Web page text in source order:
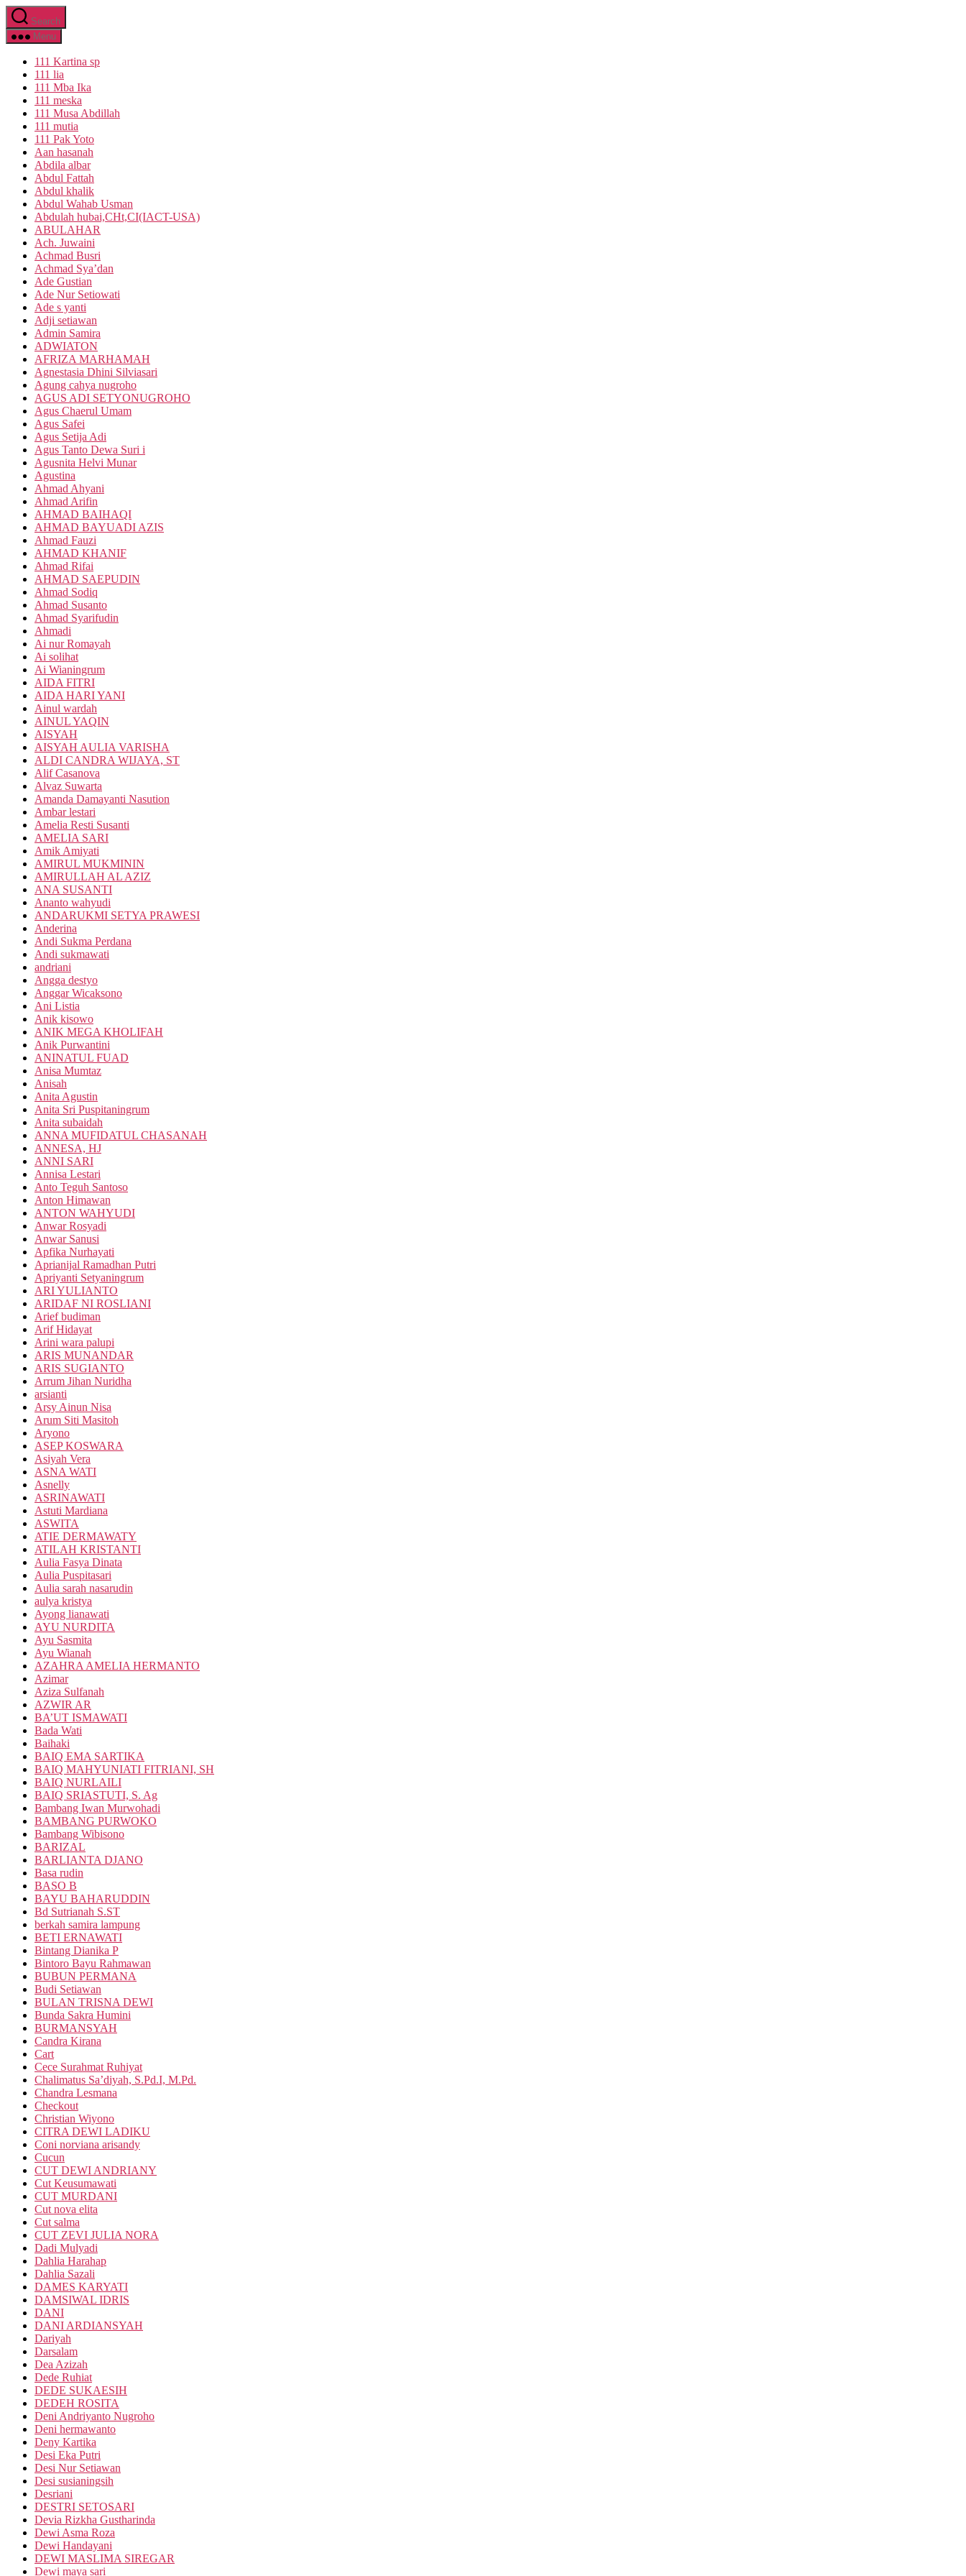
Skip
to
the
Search
Menu
111 Kartina sp
111 lia
111 Mba Ika
111 meska
111 Musa Abdillah
111 mutia
111 Pak Yoto
Aan hasanah
Abdila albar
Abdul Fattah
Abdul khalik
Abdul Wahab Usman
Abdulah hubai,CHt,CI(IACT-USA)
ABULAHAR
Ach. Juwaini
Achmad Busri
Achmad Sya’dan
Ade Gustian
Ade Nur Setiowati
Ade s yanti
Adji setiawan
Admin Samira
ADWIATON
AFRIZA MARHAMAH
Agnestasia Dhini Silviasari
Agung cahya nugroho
AGUS ADI SETYONUGROHO
Agus Chaerul Umam
Agus Safei
Agus Setija Adi
Agus Tanto Dewa Suri i
Agusnita Helvi Munar
Agustina
Ahmad Ahyani
Ahmad Arifin
AHMAD BAIHAQI
AHMAD BAYUADI AZIS
Ahmad Fauzi
AHMAD KHANIF
Ahmad Rifai
AHMAD SAEPUDIN
Ahmad Sodiq
Ahmad Susanto
Ahmad Syarifudin
Ahmadi
Ai nur Romayah
Ai solihat
Ai Wianingrum
AIDA FITRI
AIDA HARI YANI
Ainul wardah
AINUL YAQIN
AISYAH
AISYAH AULIA VARISHA
ALDI CANDRA WIJAYA, ST
Alif Casanova
Alvaz Suwarta
Amanda Damayanti Nasution
Ambar lestari
Amelia Resti Susanti
AMELIA SARI
Amik Amiyati
AMIRUL MUKMININ
AMIRULLAH AL AZIZ
ANA SUSANTI
Ananto wahyudi
ANDARUKMI SETYA PRAWESI
Anderina
Andi Sukma Perdana
Andi sukmawati
andriani
Angga destyo
Anggar Wicaksono
Ani Listia
Anik kisowo
ANIK MEGA KHOLIFAH
Anik Purwantini
ANINATUL FUAD
Anisa Mumtaz
Anisah
Anita Agustin
Anita Sri Puspitaningrum
Anita subaidah
ANNA MUFIDATUL CHASANAH
ANNESA, HJ
ANNI SARI
Annisa Lestari
Anto Teguh Santoso
Anton Himawan
ANTON WAHYUDI
Anwar Rosyadi
Anwar Sanusi
Apfika Nurhayati
Aprianijal Ramadhan Putri
Apriyanti Setyaningrum
ARI YULIANTO
ARIDAF NI ROSLIANI
Arief budiman
Arif Hidayat
Arini wara palupi
ARIS MUNANDAR
ARIS SUGIANTO
Arrum Jihan Nuridha
arsianti
Arsy Ainun Nisa
Arum Siti Masitoh
Aryono
ASEP KOSWARA
Asiyah Vera
ASNA WATI
Asnelly
ASRINAWATI
Astuti Mardiana
ASWITA
ATIE DERMAWATY
ATILAH KRISTANTI
Aulia Fasya Dinata
Aulia Puspitasari
Aulia sarah nasarudin
aulya kristya
Ayong lianawati
AYU NURDITA
Ayu Sasmita
Ayu Wianah
AZAHRA AMELIA HERMANTO
Azimar
Aziza Sulfanah
AZWIR AR
BA’UT ISMAWATI
Bada Wati
Baihaki
BAIQ EMA SARTIKA
BAIQ MAHYUNIATI FITRIANI, SH
BAIQ NURLAILI
BAIQ SRIASTUTI, S. Ag
Bambang Iwan Murwohadi
BAMBANG PURWOKO
Bambang Wibisono
BARIZAL
BARLIANTA DJANO
Basa rudin
BASO B
BAYU BAHARUDDIN
Bd Sutrianah S.ST
berkah samira lampung
BETI ERNAWATI
Bintang Dianika P
Bintoro Bayu Rahmawan
BUBUN PERMANA
Budi Setiawan
BULAN TRISNA DEWI
Bunda Sakra Humini
BURMANSYAH
Candra Kirana
Cart
Cece Surahmat Ruhiyat
Chalimatus Sa’diyah, S.Pd.I, M.Pd.
Chandra Lesmana
Checkout
Christian Wiyono
CITRA DEWI LADIKU
Coni norviana arisandy
Cucun
CUT DEWI ANDRIANY
Cut Keusumawati
CUT MURDANI
Cut nova elita
Cut salma
CUT ZEVI JULIA NORA
Dadi Mulyadi
Dahlia Harahap
Dahlia Sazali
DAMES KARYATI
DAMSIWAL IDRIS
DANI
DANI ARDIANSYAH
Dariyah
Darsalam
Dea Azizah
Dede Ruhiat
DEDE SUKAESIH
DEDEH ROSITA
Deni Andriyanto Nugroho
Deni hermawanto
Deny Kartika
Desi Eka Putri
Desi Nur Setiawan
Desi susianingsih
Desriani
DESTRI SETOSARI
Devia Rizkha Gustharinda
Dewi Asma Roza
Dewi Handayani
DEWI MASLIMA SIREGAR
Dewi maya sari